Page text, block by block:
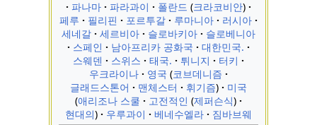
파나마
파라과이 폴란드 크라코비안
페루
필리핀 포르투갈 루마니아
러시아
세네갈
세르비아 슬로바키아
슬로베니아
스페인
남아프리카 공화국
대한민국.
스웨덴
스위스 태국. 튀니지
터키
우크라이나
영국 코브데니즘
글래드스톤어
맨체스터 휘기즘
미국
애리조나 스쿨
고전적인 제퍼슨식
현대의
우루과이 베네수엘라 짐바브웨